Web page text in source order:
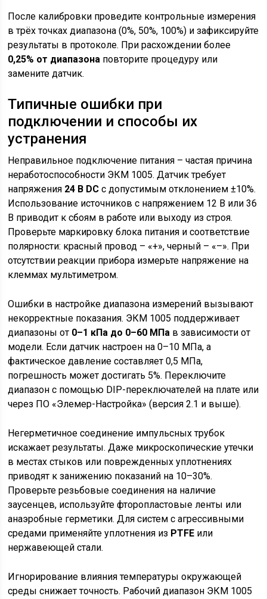
После калибровки проведите контрольные измерения
в трёх точках диапазона (0%, 50%, 100%) и зафиксируйте
результаты в протоколе. При расхождении более
0,25% от диапазона повторите процедуру или
замените датчик.
Типичные ошибки при
подключении и способы их
устранения
Неправильное подключение питания – частая причина
неработоспособности ЭКМ 1005. Датчик требует
напряжения 24 В DC с допустимым отклонением ±10%.
Использование источников с напряжением 12 В или 36
В приводит к сбоям в работе или выходу из строя.
Проверьте маркировку блока питания и соответствие
полярности: красный провод – «+», черный – «–». При
отсутствии реакции прибора измерьте напряжение на
клеммах мультиметром.
Ошибки в настройке диапазона измерений вызывают
некорректные показания. ЭКМ 1005 поддерживает
диапазоны от 0–1 кПа до 0–60 МПа в зависимости от
модели. Если датчик настроен на 0–10 МПа, а
фактическое давление составляет 0,5 МПа,
погрешность может достигать 5%. Переключите
диапазон с помощью DIP-переключателей на плате или
через ПО «Элемер-Настройка» (версия 2.1 и выше).
Негерметичное соединение импульсных трубок
искажает результаты. Даже микроскопические утечки
в местах стыков или поврежденных уплотнениях
приводят к занижению показаний на 10–30%.
Проверьте резьбовые соединения на наличие
заусенцев, используйте фторопластовые ленты или
анаэробные герметики. Для систем с агрессивными
средами применяйте уплотнения из PTFE или
нержавеющей стали.
Игнорирование влияния температуры окружающей
среды снижает точность. Рабочий диапазон ЭКМ 1005